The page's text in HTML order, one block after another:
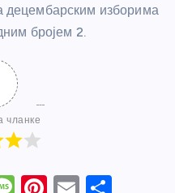
изборима
бројем 2.
чланке